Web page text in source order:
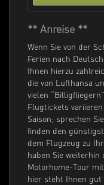
** Anreise **
Wenn Sie von der
Ferien nach
Ihnen hierzu
die von Lufthansa
vielen
Flugtickets
Saison; sprechen
finden den
dem Flugzeug zu
haben Sie
Motorhome-Tour
hier steht Ihnen